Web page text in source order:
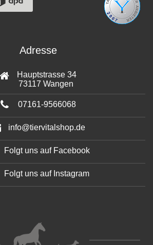
Adresse
Hauptstrasse 34
73117 Wangen
07161-9566068
info@tiervitalshop.de
Folgt uns auf Facebook
Folgt uns auf Instagram